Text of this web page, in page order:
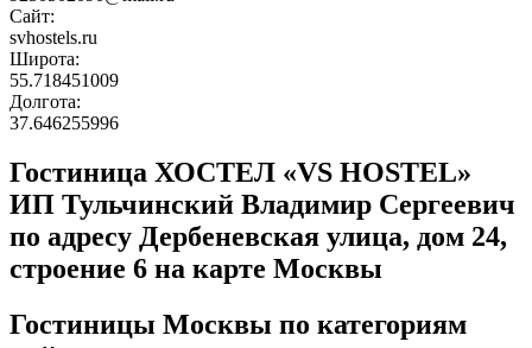
Сайт:
svhostels.ru
Широта:
55.718451009
Долгота:
37.646255996
Гостиница ХОСТЕЛ «VS HOSTEL»
ИП Тульчинский Владимир Сергеевич
по адресу Дербеневская улица, дом 24,
строение 6 на карте Москвы
Гостиницы Москвы по категориям